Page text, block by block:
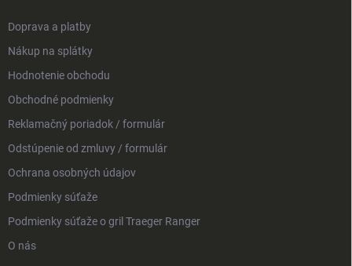
Doprava a platby
Nákup na splátky
Hodnotenie obchodu
Obchodné podmienky
Reklamačný poriadok / formulár
Odstúpenie od zmluvy / formulár
Ochrana osobných údajov
Podmienky súťaže
Podmienky súťaže o gril Traeger Ranger
O nás